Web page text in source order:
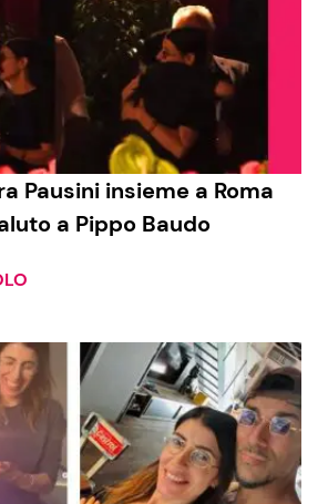
Pausini insieme a Roma
a Pippo Baudo